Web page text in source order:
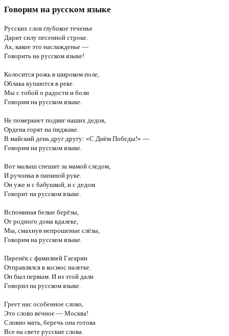
Говорим на русском языке
Русских слов глубокое теченье
Дарит силу песенной строке.
Ах, какое это наслажденье —
Говорить на русском языке!
Колосится рожь в широком поле,
Облака купаются в реке.
Мы с тобой о радости и боли
Говорим на русском языке.
Не померкнет подвиг наших дедов,
Ордена горят на пиджаке.
В майский день друг другу: «С Днём Победы!» —
Говорим на русском языке.
Вот малыш спешит за мамой следом,
И ручонка в папиной руке.
Он уже и с бабушкой, и с дедом
Говорит на русском языке.
Вспоминая белые берёзы,
От родного дома вдалеке,
Мы, смахнув непрошеные слёзы,
Говорим на русском языке.
Паренёк с фамилией Гагарин
Отправлялся в космос налегке.
Он был первым. И из этой дали
Говорил на русском языке.
Греет нас особенное слово,
Это слово вечное — Москва!
Словно мать, беречь она готова
Все на свете русские слова.